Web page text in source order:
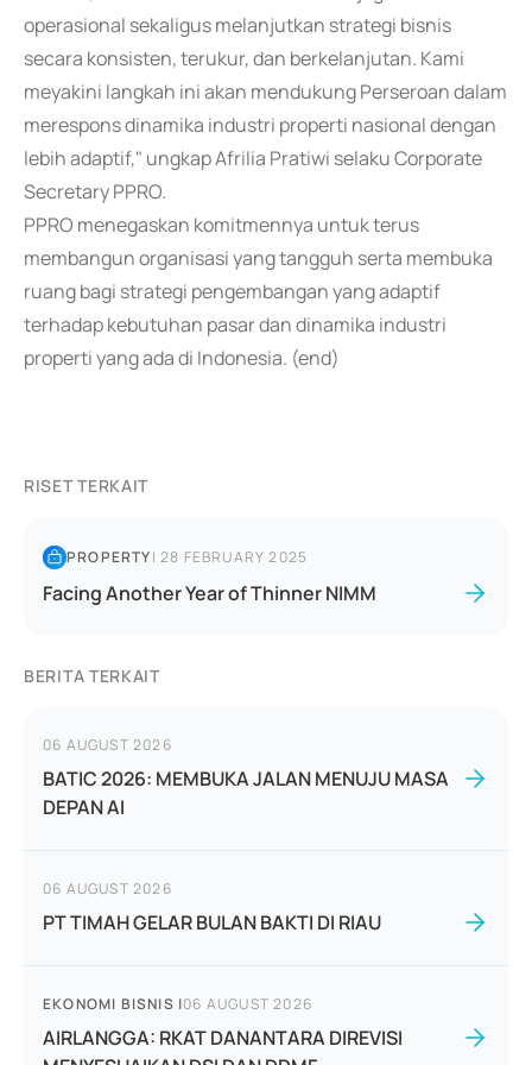
operasional sekaligus melanjutkan strategi bisnis
secara konsisten, terukur, dan berkelanjutan. Kami
meyakini langkah ini akan mendukung Perseroan dalam
merespons dinamika industri properti nasional dengan
lebih adaptif," ungkap Afrilia Pratiwi selaku Corporate
Secretary PPRO.
PPRO menegaskan komitmennya untuk terus
membangun organisasi yang tangguh serta membuka
ruang bagi strategi pengembangan yang adaptif
terhadap kebutuhan pasar dan dinamika industri
properti yang ada di Indonesia. (end)
RISET TERKAIT
PROPERTY|28 FEBRUARY 2025
Facing Another Year of Thinner NIMM
BERITA TERKAIT
06 AUGUST 2026
BATIC 2026: MEMBUKA JALAN MENUJU MASA
DEPAN AI
06 AUGUST 2026
PT TIMAH GELAR BULAN BAKTI DI RIAU
EKONOMI BISNIS |06 AUGUST 2026
AIRLANGGA: RKAT DANANTARA DIREVISI